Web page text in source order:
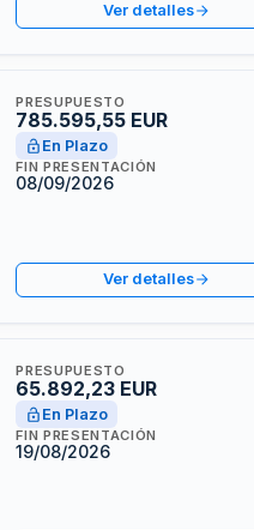
Ver detalles
PRESUPUESTO
785.595,55 EUR
En Plazo
FIN PRESENTACIÓN
08/09/2026
Ver detalles
PRESUPUESTO
65.892,23 EUR
En Plazo
FIN PRESENTACIÓN
19/08/2026